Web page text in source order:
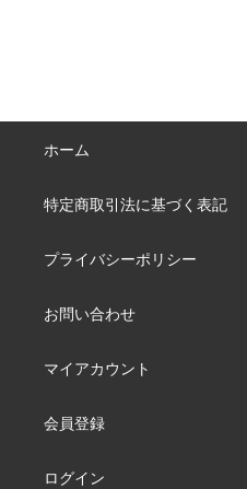
ホーム
特定商取引法に基づく表記
プライバシーポリシー
お問い合わせ
マイアカウント
会員登録
ログイン